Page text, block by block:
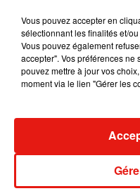
Musique
dans
Vous pouvez accepter en
sélectionnant les finalités et/
Vous pouvez également
accepter". Vos préférences
pouvez mettre à jour vos
moment via le lien "Gérer les